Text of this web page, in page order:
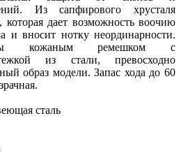
Из сапфирового хрусталя
дает возможность воочию
и вносит нотку неординарности.
кожаным ремешком с
из стали, превосходно
образ модели. Запас хода до 60
сталь